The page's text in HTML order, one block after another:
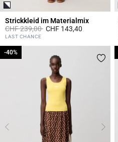
Strickkleid im Materialmix
Price reduced from
CHF 239,00toCHF 143,40
5 out of 5 Customer Rating
LAST CHANCE
-40%
-40%